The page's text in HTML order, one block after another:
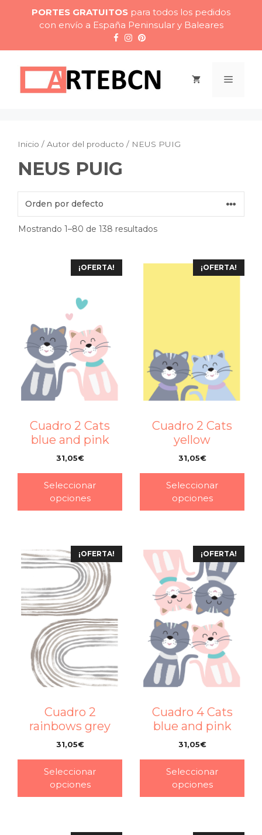
contenido
PORTES GRATUITOS para todos los pedidos
con envío a España Peninsular y Baleares
Menú
Inicio / Autor del producto / NEUS PUIG
NEUS PUIG
Mostrando 1–80 de 138 resultados
¡OFERTA!
Cuadro 2 Cats
blue and pink
31,05€
Seleccionar
opciones
¡OFERTA!
Cuadro 2 Cats
yellow
31,05€
Seleccionar
opciones
¡OFERTA!
Cuadro 2
rainbows grey
31,05€
Seleccionar
opciones
¡OFERTA!
Cuadro 4 Cats
blue and pink
31,05€
Seleccionar
opciones